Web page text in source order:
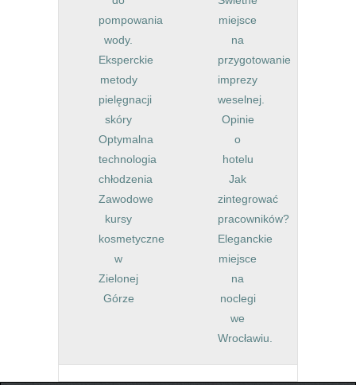
pompowania
wody.
Eksperckie
metody
pielęgnacji
skóry
Optymalna
technologia
chłodzenia
Zawodowe
kursy
kosmetyczne
w
Zielonej
Górze
miejsce
na
przygotowanie
imprezy
weselnej.
Opinie
o
hotelu
Jak
zintegrować
pracowników?
Eleganckie
miejsce
na
noclegi
we
Wrocławiu.